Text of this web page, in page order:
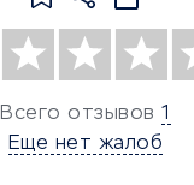
Всего отзывов 1
Еще нет жалоб